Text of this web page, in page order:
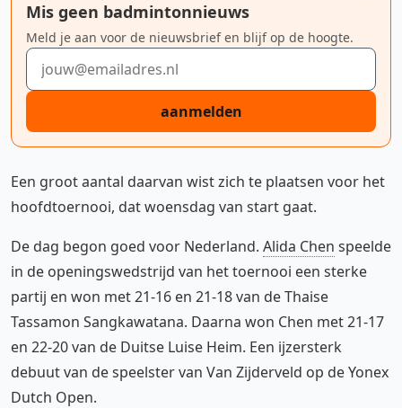
Mis geen badmintonnieuws
Meld je aan voor de nieuwsbrief en blijf op de hoogte.
E-mailadres
aanmelden
Een groot aantal daarvan wist zich te plaatsen voor het
hoofdtoernooi, dat woensdag van start gaat.
De dag begon goed voor Nederland. Alida Chen speelde
in de openingswedstrijd van het toernooi een sterke
partij en won met 21-16 en 21-18 van de Thaise
Tassamon Sangkawatana. Daarna won Chen met 21-17
en 22-20 van de Duitse Luise Heim. Een ijzersterk
debuut van de speelster van Van Zijderveld op de Yonex
Dutch Open.